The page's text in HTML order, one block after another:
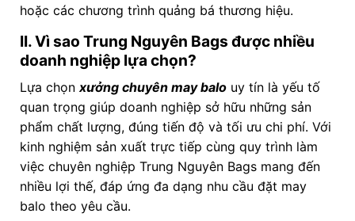
hoặc các chương trình quảng bá thương hiệu.
II. Vì sao Trung Nguyên Bags được nhiều
doanh nghiệp lựa chọn?
Lựa chọn xưởng chuyên may balouy tín là yếu tố
quan trọng giúp doanh nghiệp sở hữu những sản
phẩm chất lượng, đúng tiến độ và tối ưu chi phí. Với
kinh nghiệm sản xuất trực tiếp cùng quy trình làm
việc chuyên nghiệp Trung Nguyên Bags mang đến
nhiều lợi thế, đáp ứng đa dạng nhu cầu đặt may
balo theo yêu cầu.